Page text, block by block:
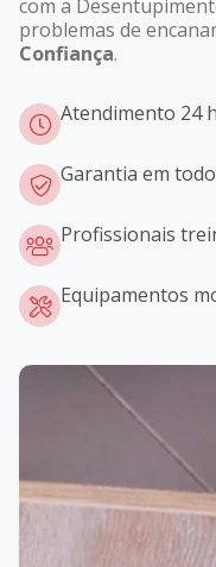
com a
problemas de
Confiança.
Atendimento 24
Garantia em
Profissionais
Equipamentos